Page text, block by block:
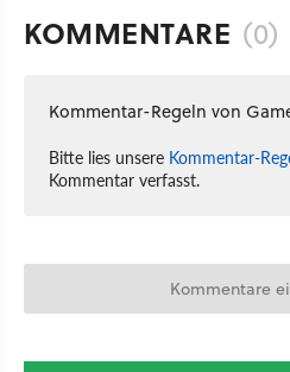
KOMMENTARE (0)
Kommentar-Regeln von
Bitte lies unsere Kommentar-
Kommentar verfasst.
Kommentare